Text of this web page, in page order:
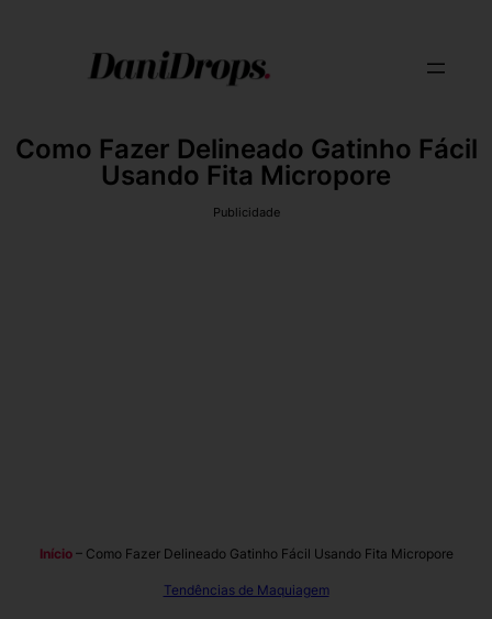
Como Fazer Delineado Gatinho Fácil
Usando Fita Micropore
Publicidade
Início– Como Fazer Delineado Gatinho Fácil Usando Fita Micropore
Tendências de Maquiagem